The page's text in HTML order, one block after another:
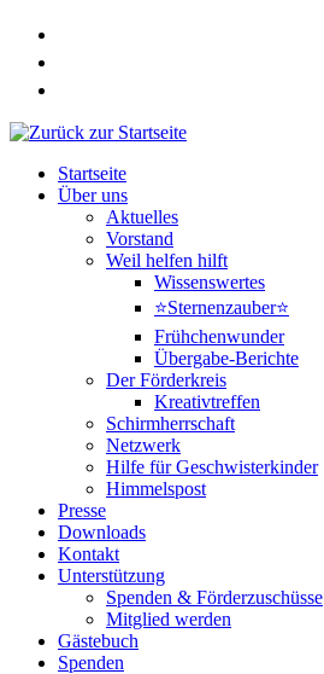
Zum
springen
Startseite
Über uns
Aktuelles
Vorstand
Weil helfen hilft
Wissenswertes
⭐Sternenzauber⭐
Frühchenwunder
Übergabe-Berichte
Der Förderkreis
Kreativtreffen
Schirmherrschaft
Netzwerk
Hilfe für Geschwisterkinder
Himmelspost
Presse
Downloads
Kontakt
Unterstützung
Spenden & Förderzuschüsse
Mitglied werden
Gästebuch
Spenden